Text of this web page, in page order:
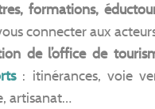
formations,
connecter aux
de l’office de
: itinérances, voie
artisanat…